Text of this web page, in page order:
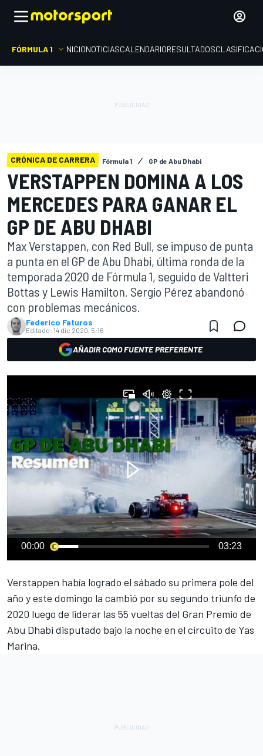
FÓRMULA 1 INICIONOTICIASCALENDARIORESULTADOS
CRÓNICA DE CARRERA Fórmula 1 GP de Abu Dhabi
VERSTAPPEN DOMINA A LOS
MERCEDES PARA GANAR EL
GP DE ABU DHABI
Max Verstappen, con Red Bull, se impuso de punta
a punta en el GP de Abu Dhabi, última ronda de la
temporada 2020 de Fórmula 1, seguido de Valtteri
Bottas y Lewis Hamilton. Sergio Pérez abandonó
con problemas mecánicos.
Federico Faturos
Editado: 14 dic 2020, 5:16
AÑADIR COMO FUENTE PREFERENTE
00:00 03:23
Verstappen había logrado el sábado su primera pole del
año y este domingo la cambió por su segundo triunfo de
2020 luego de liderar las 55 vueltas del Gran Premio de
Abu Dhabi disputado bajo la noche en el circuito de Yas
Marina.